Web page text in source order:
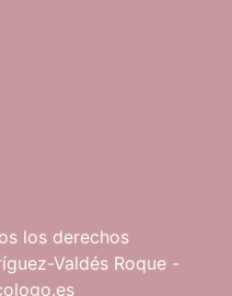
los derechos
Valdés Roque -